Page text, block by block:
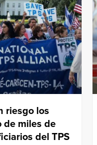
riesgo los
de miles de
del TPS